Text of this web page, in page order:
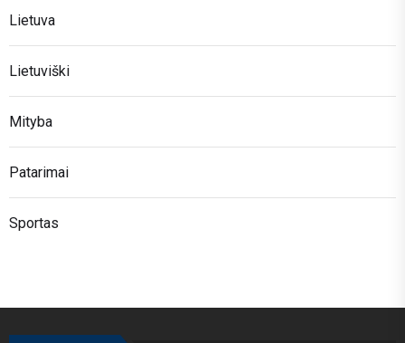
Lietuva
Lietuviški
Mityba
Patarimai
Sportas